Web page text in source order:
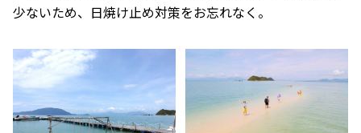
少ないため、日焼け止め対策をお忘れなく。